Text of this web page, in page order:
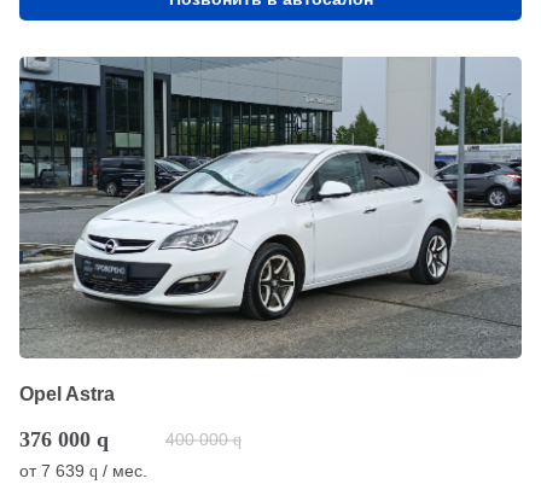
Opel Astra
376 000 q 400 000 q
от7 639 q / мес.